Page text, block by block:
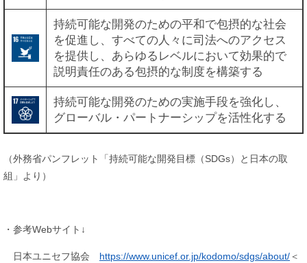
持続可能な開発のための平和で包摂的な社会
を促進し、すべての人々に司法へのアクセス
を提供し、あらゆるレベルにおいて効果的で
説明責任のある包摂的な制度を構築する
持続可能な開発のための実施手段を強化し、
グローバル・パートナーシップを活性化する
（外務省パンフレット「持続可能な開発目標（SDGs）と日本の取
組」より）
・参考Webサイト↓
日本ユニセフ協会 https://www.unicef.or.jp/kodomo/sdgs/about/＜